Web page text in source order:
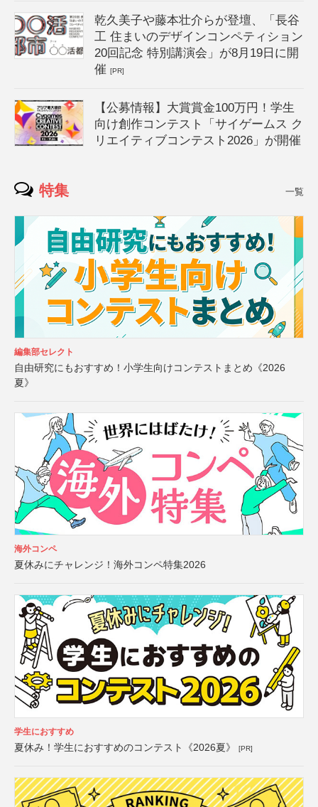
乾久美子や藤本壮介らが登壇、「長谷
工 住まいのデザインコンペティション
20回記念 特別講演会」が8月19日に開
催[PR]
【公募情報】大賞賞金100万円！学生
向け創作コンテスト「サイゲームス ク
リエイティブコンテスト2026」が開催
特集 一覧
編集部セレクト
自由研究にもおすすめ！小学生向けコンテストまとめ《2026
夏》
海外コンペ
夏休みにチャレンジ！海外コンペ特集2026
学生におすすめ
夏休み！学生におすすめのコンテスト《2026夏》 [PR]